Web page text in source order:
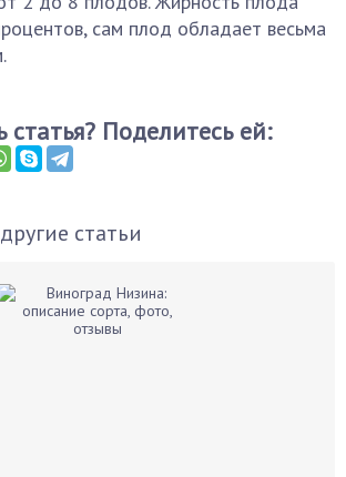
сам плод обладает весьма
статья? Поделитесь ей:
статьи